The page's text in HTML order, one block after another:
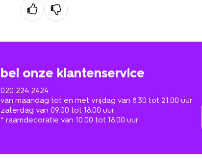
bel onze klantenservice
020 224 2424
van maandag tot en met vrijdag van 8.30 tot 21.00 uur
zaterdag van 09.00 tot 18.00 uur
* raamdecoratie van 10.00 tot 18.00 uur